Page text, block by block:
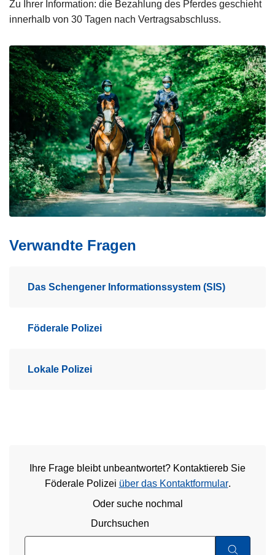
Zu Ihrer Information: die Bezahlung des Pferdes geschieht
innerhalb von 30 Tagen nach Vertragsabschluss.
Verwandte Fragen
Das Schengener Informationssystem (SIS)
Föderale Polizei
Lokale Polizei
Ihre Frage bleibt unbeantwortet? Kontaktiereb Sie
Föderale Polizei über das Kontaktformular.
Oder suche nochmal
Durchsuchen